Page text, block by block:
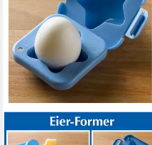
Kaltspeisenform Eierformer 4